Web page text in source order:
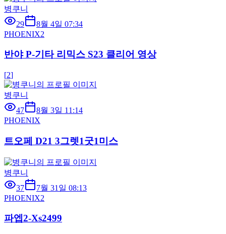
병쿠니
29
8월 4일 07:34
PHOENIX2
반야 P-기타 리믹스 S23 클리어 영상
[2]
병쿠니
47
8월 3일 11:14
PHOENIX
트오페 D21 3그렛1굿1미스
병쿠니
37
7월 31일 08:13
PHOENIX2
파엡2-Xs2499